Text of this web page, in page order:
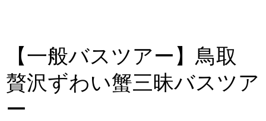
経営者様向け がん検診旅行
【一般バスツアー】鳥取
贅沢ずわい蟹三昧バスツア
ー